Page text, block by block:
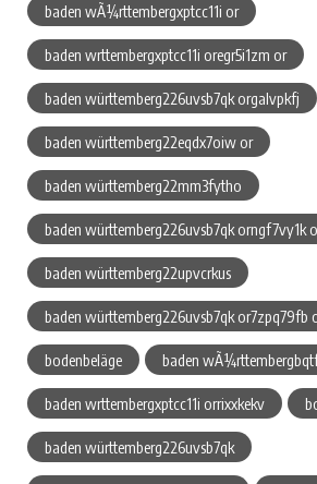
baden wÃ¼rttembergxptcc11i or
baden wrttembergxptcc11i oregr5i1zm or
baden württemberg226uvsb7qk orgalvpkfj
baden württemberg22eqdx7oiw or
baden württemberg22mm3fytho
baden württemberg226uvsb7qk orngf7vy1k
baden württemberg22upvcrkus
baden württemberg226uvsb7qk or7zpq79fb
bodenbeläge baden
baden wrttembergxptcc11i orrixxkekv
baden württemberg226uvsb7qk